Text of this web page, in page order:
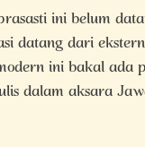
ini belum
datang dari
ini bakal ada
dalam aksara